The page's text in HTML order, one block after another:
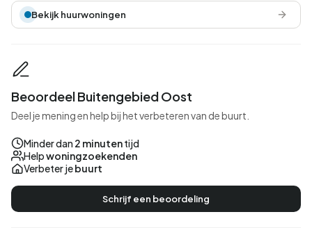
Bekijk huurwoningen
Beoordeel Buitengebied Oost
Deel je mening en help bij het verbeteren van de buurt.
Minder dan 2 minutentijd
Helpwoningzoekenden
Verbeter jebuurt
Schrijf een beoordeling